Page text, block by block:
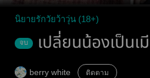
นิยายรักวัยว้าวุ่น (18+)
จบ เปลี่ยนน้องเป็นเ
berry white ติดตาม